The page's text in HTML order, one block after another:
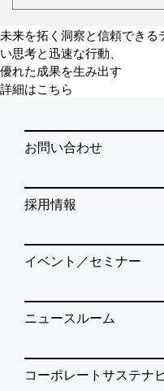
未来を拓く洞察と信頼できる
い思考と迅速な行動、
優れた成果を生み出す
詳細はこちら
お問い合わせ
採用情報
イベント／セミナー
ニュースルーム
コーポレートサステナ